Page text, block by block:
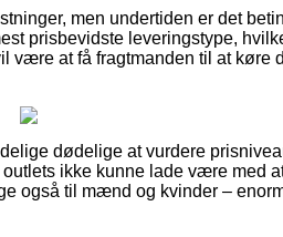
men undertiden er det
prisbevidste leveringstype,
være at få fragtmanden til at køre
dødelige at vurdere
ikke kunne lade være med
også til mænd og kvinder –